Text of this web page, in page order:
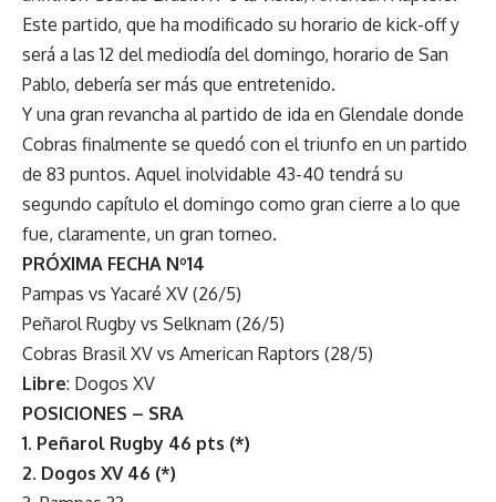
Este partido, que ha modificado su horario de kick-off y
será a las 12 del mediodía del domingo, horario de San
Pablo, debería ser más que entretenido.
Y una gran revancha al partido de ida en Glendale donde
Cobras finalmente se quedó con el triunfo en un partido
de 83 puntos. Aquel inolvidable 43-40 tendrá su
segundo capítulo el domingo como gran cierre a lo que
fue, claramente, un gran torneo.
PRÓXIMA FECHA Nº14
Pampas vs Yacaré XV (26/5)
Peñarol Rugby vs Selknam (26/5)
Cobras Brasil XV vs American Raptors (28/5)
Libre: Dogos XV
POSICIONES – SRA
1. Peñarol Rugby 46 pts (*)
2. Dogos XV 46 (*)